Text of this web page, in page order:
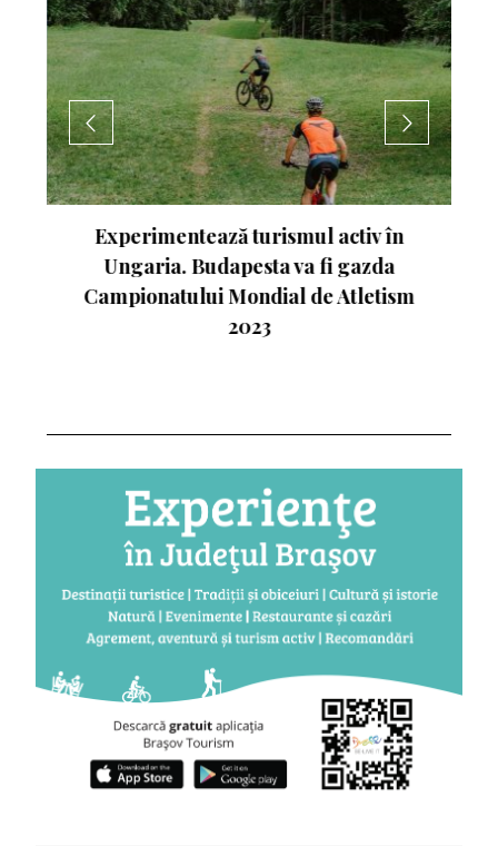
Experimentează turismul activ în
Ungaria. Budapesta va fi gazda
Campionatului Mondial de Atletism
2023